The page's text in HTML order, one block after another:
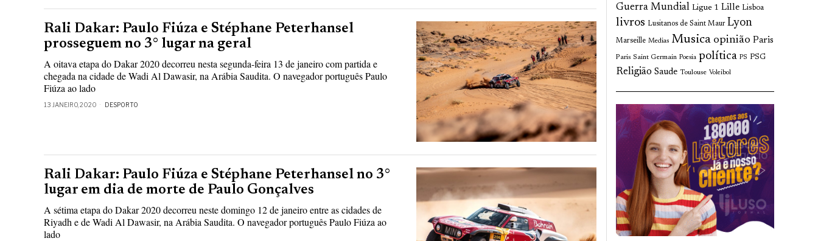
Rali Dakar: Paulo Fiúza e Stéphane Peterhansel
prosseguem no 3° lugar na geral
A oitava etapa do Dakar 2020 decorreu nesta segunda-feira 13 de janeiro com partida e
chegada na cidade de Wadi Al Dawasir, na Arábia Saudita. O navegador português Paulo
Fiúza ao lado
13 JANEIRO, 2020 DESPORTO
Rali Dakar: Paulo Fiúza e Stéphane Peterhansel no 3°
lugar em dia de morte de Paulo Gonçalves
A sétima etapa do Dakar 2020 decorreu neste domingo 12 de janeiro entre as cidades de
Riyadh e de Wadi Al Dawasir, na Arábia Saudita. O navegador português Paulo Fiúza ao
lado
Guerra Mundial Ligue 1 Lille Lisboa
livros Lusitanos de Saint Maur Lyon
Marseille Medias Musica opinião Paris
Paris Saint Germain Poesia política PS PSG
Religião Saude Toulouse Voleibol